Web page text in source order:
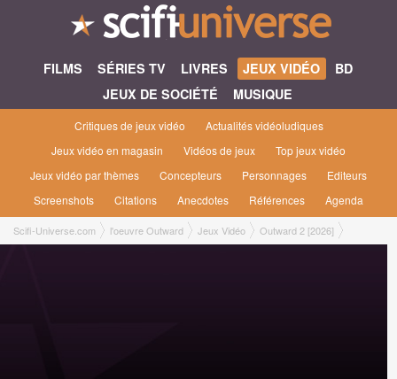
FILMS SÉRIES TV LIVRES JEUX VIDÉO
BD
JEUX DE SOCIÉTÉ
MUSIQUE
Critiques de jeux vidéo
Actualités vidéoludiques
Jeux vidéo en magasin
Vidéos de jeux
Top jeux vidéo
Jeux vidéo par thèmes
Concepteurs Personnages
Editeurs
Screenshots
Citations Anecdotes Références Agenda
Scifi-Universe.com l'oeuvre Outward Jeux Vidéo Outward 2 [2026]